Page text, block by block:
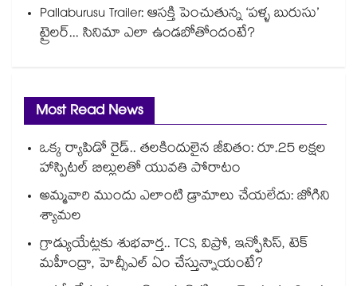
Pallaburusu Trailer: ఆసక్తి పెంచుతున్న ‘పళ్ళ బురుసు’
ట్రైలర్... సినిమా ఎలా ఉండబోతోందంటే?
Most Read News
ఒక్క ర్యాపిడో రైడ్.. తలకిందులైన జీవితం: రూ.25 లక్షల
హాస్పిటల్ బిల్లులతో యువతి పోరాటం
అమ్మవారి ముందు ఎలాంటి డ్రామాలు చేయలేదు: జోగిని
శ్యామల
గ్రాడ్యుయేట్లకు శుభవార్త.. TCS, విప్రో, ఇన్ఫోసిస్, టెక్
మహీంద్రా, హెచ్సీఎల్ ఏం చేస్తున్నాయంటే?